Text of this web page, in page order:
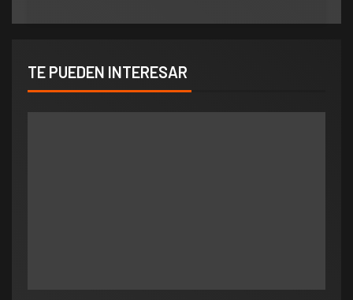
TE PUEDEN INTERESAR